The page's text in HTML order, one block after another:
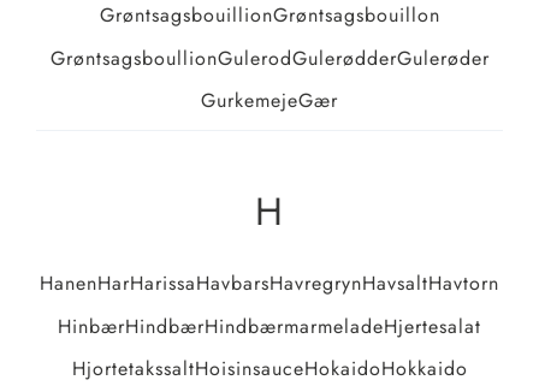
GrøntsagsbouillionGrøntsagsbouillon
GrøntsagsboullionGulerodGulerødderGulerøder
GurkemejeGær
H
HanenHarHarissaHavbarsHavregrynHavsaltHavtorn
HinbærHindbærHindbærmarmeladeHjertesalat
HjortetakssaltHoisinsauceHokaidoHokkaido